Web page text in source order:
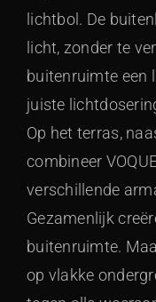
lichtbol. De
licht, zonder te
buitenruimte een
juiste
Op het terras,
combineer
verschillende
Gezamenlijk
buitenruimte.
op vlakke